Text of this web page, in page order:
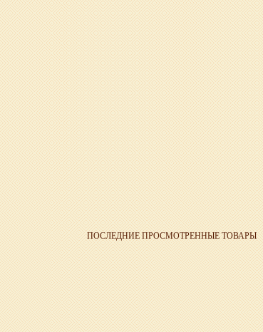
ПОСЛЕДНИЕ ПРОСМОТРЕННЫЕ ТОВАРЫ